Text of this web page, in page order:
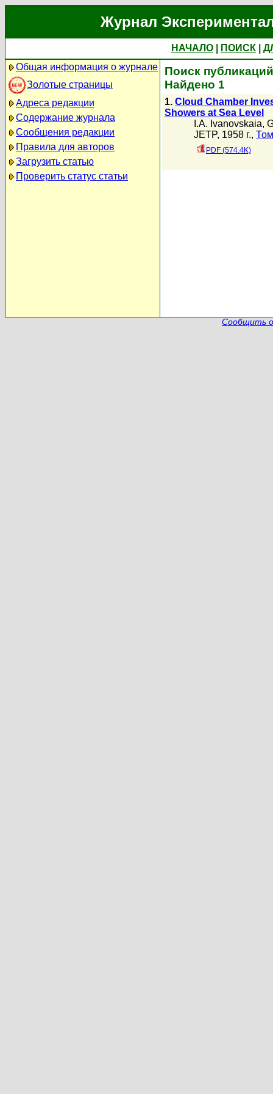
Журнал
НАЧАЛО ПОИСК
Общая информация о журнале
Золотые страницы
Адреса редакции
Содержание журнала
Сообщения редакции
Правила для авторов
Загрузить статью
Проверить статус статьи
Поиск
Найдено 1
1. Cloud Chamber
Showers at Sea Level
I.A. Ivanovskaia,
JETP, 1958 г.,
PDF (574.4K)
Сообщить о